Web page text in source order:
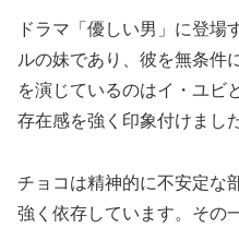
ドラマ「優しい男」に登場
ルの妹であり、彼を無条件
を演じているのはイ・ユビ
存在感を強く印象付けました
チョコは精神的に不安定な
強く依存しています。その